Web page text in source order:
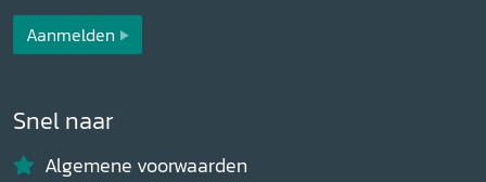
Aanmelden
Snel naar
Algemene voorwaarden